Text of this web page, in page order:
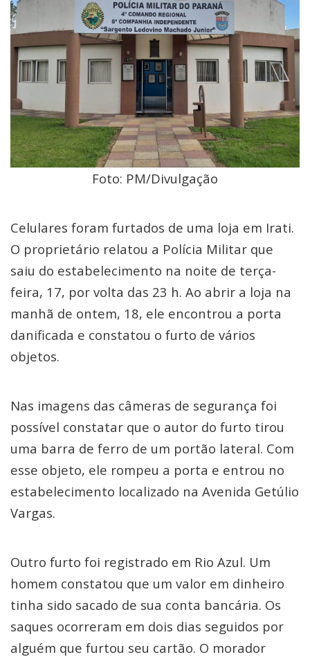
Foto: PM/Divulgação
Celulares foram furtados de uma loja em Irati.
O proprietário relatou a Polícia Militar que
saiu do estabelecimento na noite de terça-
feira, 17, por volta das 23 h. Ao abrir a loja na
manhã de ontem, 18, ele encontrou a porta
danificada e constatou o furto de vários
objetos.
Nas imagens das câmeras de segurança foi
possível constatar que o autor do furto tirou
uma barra de ferro de um portão lateral. Com
esse objeto, ele rompeu a porta e entrou no
estabelecimento localizado na Avenida Getúlio
Vargas.
Outro furto foi registrado em Rio Azul. Um
homem constatou que um valor em dinheiro
tinha sido sacado de sua conta bancária. Os
saques ocorreram em dois dias seguidos por
alguém que furtou seu cartão. O morador